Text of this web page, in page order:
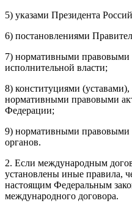
5) указами Президента
6) постановлениями
7) нормативными правовыми
исполнительной власти;
8) конституциями
нормативными правовыми
Федерации;
9) нормативными правовыми
органов.
2. Если международным
установлены иные правила,
настоящим Федеральным
международного договора.